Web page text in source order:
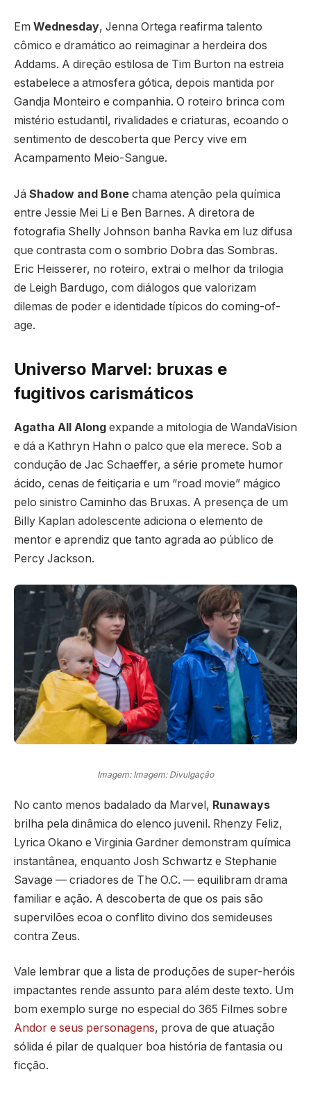
Em Wednesday, Jenna Ortega reafirma talento
cômico e dramático ao reimaginar a herdeira dos
Addams. A direção estilosa de Tim Burton na estreia
estabelece a atmosfera gótica, depois mantida por
Gandja Monteiro e companhia. O roteiro brinca com
mistério estudantil, rivalidades e criaturas, ecoando o
sentimento de descoberta que Percy vive em
Acampamento Meio-Sangue.
Já Shadow and Bone chama atenção pela química
entre Jessie Mei Li e Ben Barnes. A diretora de
fotografia Shelly Johnson banha Ravka em luz difusa
que contrasta com o sombrio Dobra das Sombras.
Eric Heisserer, no roteiro, extrai o melhor da trilogia
de Leigh Bardugo, com diálogos que valorizam
dilemas de poder e identidade típicos do coming-of-
age.
Universo Marvel: bruxas e
fugitivos carismáticos
Agatha All Along expande a mitologia de WandaVision
e dá a Kathryn Hahn o palco que ela merece. Sob a
condução de Jac Schaeffer, a série promete humor
ácido, cenas de feitiçaria e um “road movie” mágico
pelo sinistro Caminho das Bruxas. A presença de um
Billy Kaplan adolescente adiciona o elemento de
mentor e aprendiz que tanto agrada ao público de
Percy Jackson.
Imagem: Imagem: Divulgação
No canto menos badalado da Marvel, Runaways
brilha pela dinâmica do elenco juvenil. Rhenzy Feliz,
Lyrica Okano e Virginia Gardner demonstram química
instantânea, enquanto Josh Schwartz e Stephanie
Savage — criadores de The O.C. — equilibram drama
familiar e ação. A descoberta de que os pais são
supervilões ecoa o conflito divino dos semideuses
contra Zeus.
Vale lembrar que a lista de produções de super-heróis
impactantes rende assunto para além deste texto. Um
bom exemplo surge no especial do 365 Filmes sobre
Andor e seus personagens, prova de que atuação
sólida é pilar de qualquer boa história de fantasia ou
ficção.